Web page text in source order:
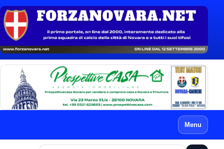
Menu